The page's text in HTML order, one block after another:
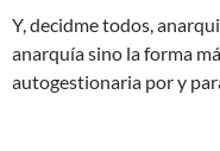
Y, decidme todos,
anarquía sino la forma
autogestionaria por y